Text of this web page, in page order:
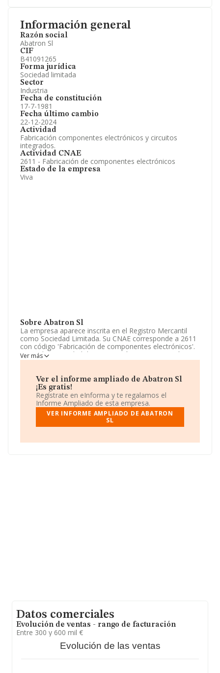
Información general
Razón social
Abatron Sl
CIF
B41091265
Forma jurídica
Sociedad limitada
Sector
Industria
Fecha de constitución
17-7-1981
Fecha último cambio
22-12-2024
Actividad
Fabricación componentes electrónicos y circuitos
integrados.
Actividad CNAE
2611 - Fabricación de componentes electrónicos
Estado de la empresa
Viva
Sobre Abatron Sl
La empresa aparece inscrita en el Registro Mercantil
como Sociedad Limitada. Su CNAE corresponde a 2611
con código 'Fabricación de componentes electrónicos'.
No realiza actividad de importación y/o exportación.
facilita el número de teléfono 954154555 y su correo es
a.guindacarrasco@abatron.es
web:www.abatron.es.
La sociedadAbatron S.L, NIF B41091265, está situada
en Paseo Bollullos De La Mitacion Piso 2c, (41110),
Bollullos De La Mitacion, Sevilla, Andalucía.
En base a la información de la que dispone INFORMA
Ver más
Ver el informe ampliado de Abatron Sl
¡Es gratis!
Regístrate en eInforma y te regalamos el
Informe Ampliado de esta empresa.
VER INFORME AMPLIADO DE ABATRON
SL
Datos comerciales
Evolución de ventas - rango de facturación
Entre 300 y 600 mil €
Evolución de las ventas